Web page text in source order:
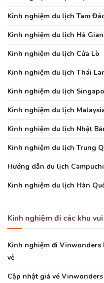
Kinh nghiệm du lịch Tam
Kinh nghiệm du lịch Hà
Kinh nghiệm du lịch Cửa Lò
Kinh nghiệm du lịch Thái
Kinh nghiệm du lịch
Kinh nghiệm du lịch
Kinh nghiệm du lịch Nhật
Kinh nghiệm du lịch Trung
Hướng dẫn du lịch
Kinh nghiệm du lịch Hàn
Kinh nghiệm đi các khu
Kinh nghiệm đi Vinwonders
vẻ
Cập nhật giá vé